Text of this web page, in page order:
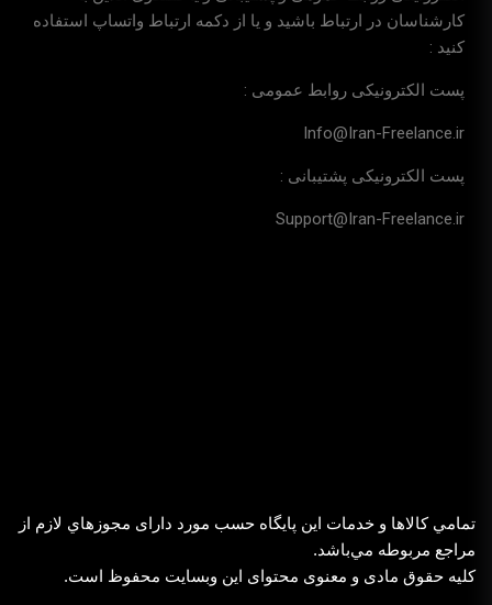
کارشناسان در ارتباط باشید و یا از دکمه ارتباط واتساپ استفاده
کنید :
پست الکترونیکی روابط عمومی :
Info@Iran-Freelance.ir
پست الکترونیکی پشتیبانی :
Support@Iran-Freelance.ir
تمامي كالاها و خدمات اين پایگاه حسب مورد دارای مجوزهاي لازم از
مراجع مربوطه مي‌باشد.
کلیه حقوق مادی و معنوی محتوای این وبسایت محفوظ است.